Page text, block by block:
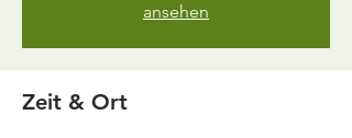
ansehen
Zeit & Ort